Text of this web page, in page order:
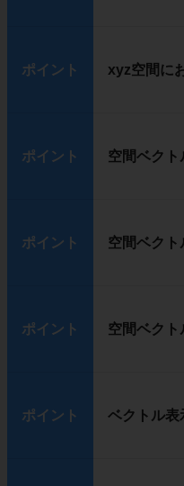
ポイント xyz空間に
ポイント 空間ベクト
ポイント 空間ベク
ポイント 空間ベクト
ポイント ベクトル表